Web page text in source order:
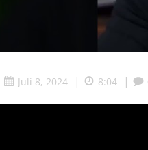
Juli 8, 2024 | 8:04 |